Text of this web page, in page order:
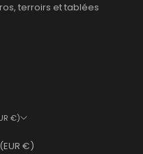
terroirs et tablées
France (EUR €)
Allemagne (EUR €)